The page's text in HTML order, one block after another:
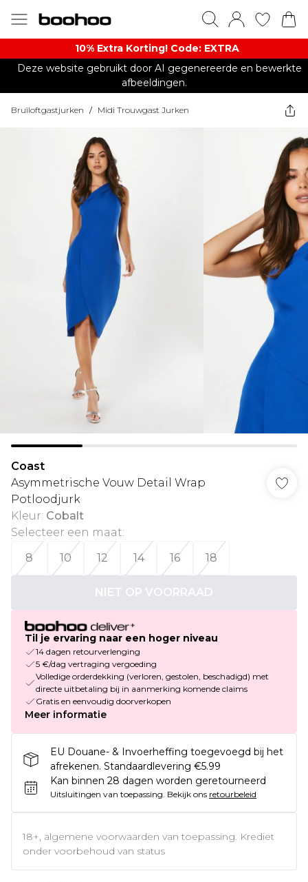
10% Extra Korting! Code: EXTRA​
Deze website gebruikt door AI gegenereerde en bewerkte
afbeeldingen.
Bruiloftgastjurken / Midi Trouwgast Jurken
Coast
Asymmetrische Vouw Detail Wrap
Potloodjurk
Kleur: Cobalt
Selecteer een maat:
8
10 12 14 16 18
NIET OP VOORRAAD
Til je ervaring naar een hoger niveau
14 dagen retourverlenging
5 €/dag vertraging vergoeding
Volledige orderdekking (verloren, gestolen, beschadigd) met
directe uitbetaling bij in aanmerking komende claims
Gratis en eenvoudig doorverkopen
Meer informatie
EU Douane- & Invoerheffing toegevoegd bij het
afrekenen. Standaardlevering €5.99
Kan binnen 28 dagen worden geretourneerd
Uitsluitingen van toepassing. Bekijk ons retourbeleid
18+, algemene voorwaarden van toepassing. Krediet
onder voorbehoud van status